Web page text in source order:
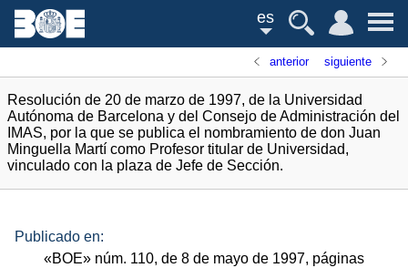
es
anterior siguiente
Resolución de 20 de marzo de 1997, de la Universidad
Autónoma de Barcelona y del Consejo de Administración del
IMAS, por la que se publica el nombramiento de don Juan
Minguella Martí como Profesor titular de Universidad,
vinculado con la plaza de Jefe de Sección.
Publicado en:
«BOE» núm. 110, de 8 de mayo de 1997, páginas